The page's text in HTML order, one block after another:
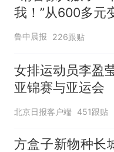
我！”从600多元
元，57岁保洁阿
后眼睛肿到流泪
糊
鲁中晨报 226跟贴
女排运动员李盈
亚锦赛与亚运会
北京日报客户端 451跟贴
方盒子新物种长